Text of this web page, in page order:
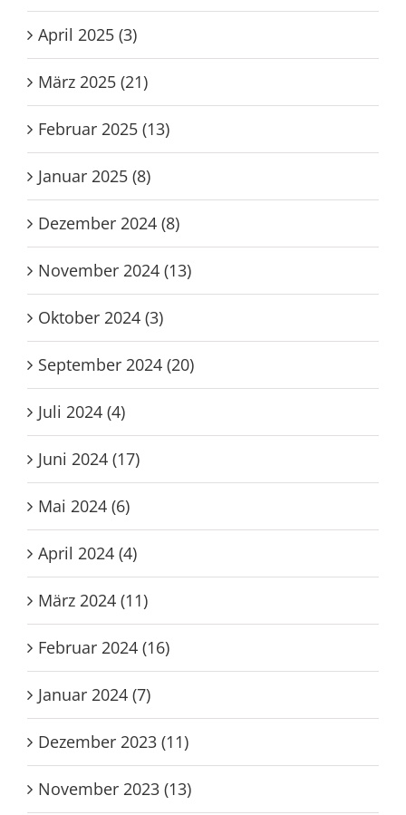
Mai 2025 (8)
April 2025 (3)
März 2025 (21)
Februar 2025 (13)
Januar 2025 (8)
Dezember 2024 (8)
November 2024 (13)
Oktober 2024 (3)
September 2024 (20)
Juli 2024 (4)
Juni 2024 (17)
Mai 2024 (6)
April 2024 (4)
März 2024 (11)
Februar 2024 (16)
Januar 2024 (7)
Dezember 2023 (11)